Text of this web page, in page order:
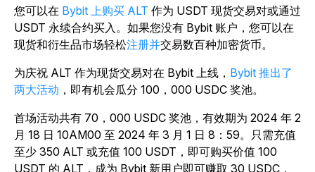
您可以在 Bybit 上购买 ALT 作为 USDT 现货交易对或通过
USDT 永续合约买入。如果您没有 Bybit 账户，您可以在
现货和衍生品市场轻松注册并交易数百种加密货币。
为庆祝 ALT 作为现货交易对在 Bybit 上线， Bybit 推出了
两大活动 ，即有机会瓜分 100，000 USDC 奖池。
首场活动共有 70，000 USDC 奖池，有效期为 2024 年 2
月 18 日 10AM00 至 2024 年 3 月 1 日 8：59。只需充值
至少 350 ALT 或充值 100 USDT，即可购买价值 100
USDT 的 ALT，成为 Bybit 新用户即可赚取 30 USDC，